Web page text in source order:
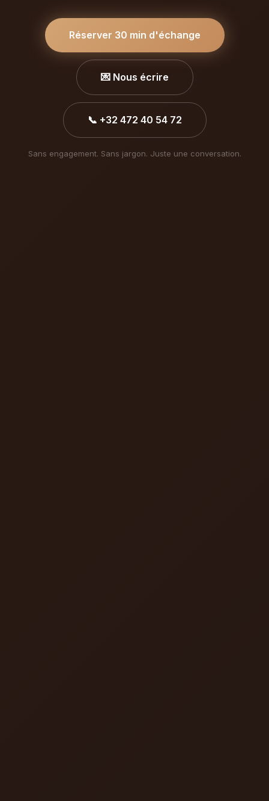
Réserver 30 min d'échange
💌 Nous écrire
📞 +32 472 40 54 72
Sans engagement. Sans jargon. Juste une conversation.